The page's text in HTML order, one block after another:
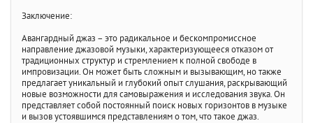
Заключение:
Авангардный джаз – это радикальное и бескомпромиссное
направление джазовой музыки, характеризующееся отказом от
традиционных структур и стремлением к полной свободе в
импровизации. Он может быть сложным и вызывающим, но также
предлагает уникальный и глубокий опыт слушания, раскрывающий
новые возможности для самовыражения и исследования звука. Он
представляет собой постоянный поиск новых горизонтов в музыке
и вызов устоявшимся представлениям о том, что такое джаз.